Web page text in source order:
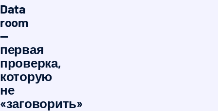
Data
room
—
первая
проверка,
которую
не
«заговорить»